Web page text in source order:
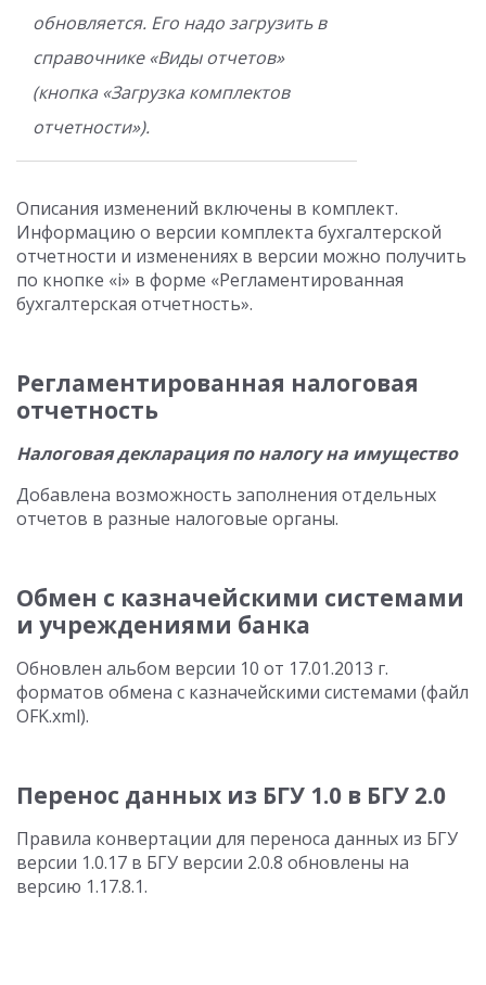
обновляется. Его надо загрузить в
справочнике «Виды отчетов»
(кнопка «Загрузка комплектов
отчетности»).
Описания изменений включены в комплект.
Информацию о версии комплекта бухгалтерской
отчетности и изменениях в версии можно получить
по кнопке «i» в форме «Регламентированная
бухгалтерская отчетность».
Регламентированная налоговая
отчетность
Налоговая декларация по налогу на имущество
Добавлена возможность заполнения отдельных
отчетов в разные налоговые органы.
Обмен с казначейскими системами
и учреждениями банка
Обновлен альбом версии 10 от 17.01.2013 г.
форматов обмена с казначейскими системами (файл
OFK.xml).
Перенос данных из БГУ 1.0 в БГУ 2.0
Правила конвертации для переноса данных из БГУ
версии 1.0.17 в БГУ версии 2.0.8 обновлены на
версию 1.17.8.1.